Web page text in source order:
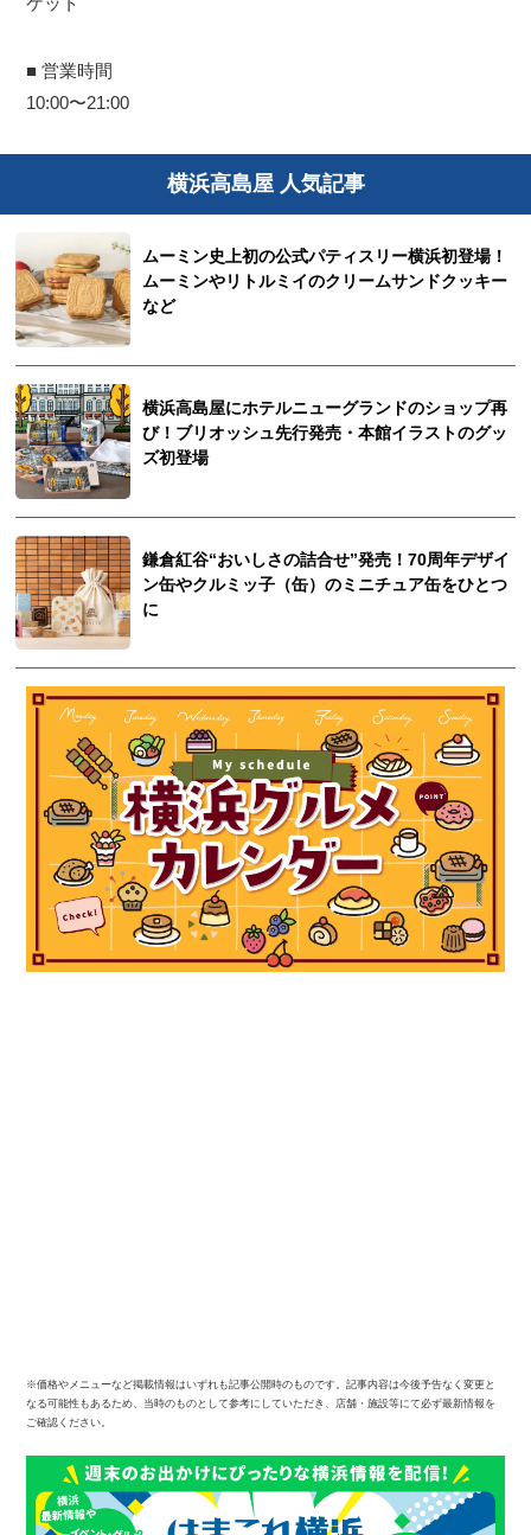
■ 営業時間
10:00〜21:00
横浜高島屋 人気記事
ムーミン史上初の公式パティスリー横浜初登場！
ムーミンやリトルミイのクリームサンドクッキー
など
横浜高島屋にホテルニューグランドのショップ再
び！ブリオッシュ先行発売・本館イラストのグッ
ズ初登場
鎌倉紅谷“おいしさの詰合せ”発売！70周年デザイ
ン缶やクルミッ子（缶）のミニチュア缶をひとつ
に
※価格やメニューなど掲載情報はいずれも記事公開時のものです。記事内容は今後予告なく変更と
なる可能性もあるため、当時のものとして参考にしていただき、店舗・施設等にて必ず最新情報を
ご確認ください。